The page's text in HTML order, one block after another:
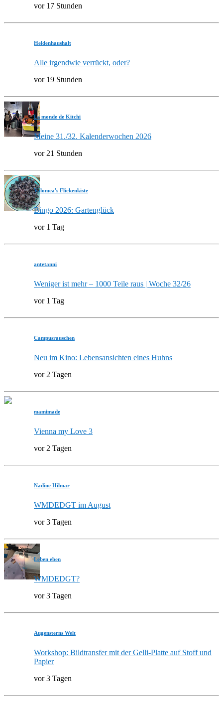
vor 17 Stunden
Heldenhaushalt
Alle irgendwie verrückt, oder?
vor 19 Stunden
Le monde de Kitchi
Meine 31./32. Kalenderwochen 2026
vor 21 Stunden
Valomea's Flickenkiste
Bingo 2026: Gartenglück
vor 1 Tag
antetanni
Weniger ist mehr – 1000 Teile raus | Woche 32/26
vor 1 Tag
Campusrauschen
Neu im Kino: Lebensansichten eines Huhns
vor 2 Tagen
mamimade
Vienna my Love 3
vor 2 Tagen
Nadine Hilmar
WMDEDGT im August
vor 3 Tagen
Leben eben
WMDEDGT?
vor 3 Tagen
Augensterns Welt
Workshop: Bildtransfer mit der Gelli-Platte auf Stoff und
Papier
vor 3 Tagen